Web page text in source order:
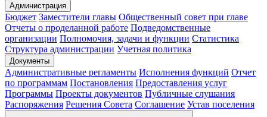
Администрация
Бюджет Заместители главы Общественный совет при главе
Отчеты о проделанной работе Подведомственные
организации Полномочия, задачи и функции Статистика
Структура администрации Учетная политика
Документы
Административные регламенты Исполнения функций Отчет
по программам Постановления Предоставления услуг
Программы Проекты документов Публичные слушания
Распоряжения Решения Совета Соглашение Устав поселения